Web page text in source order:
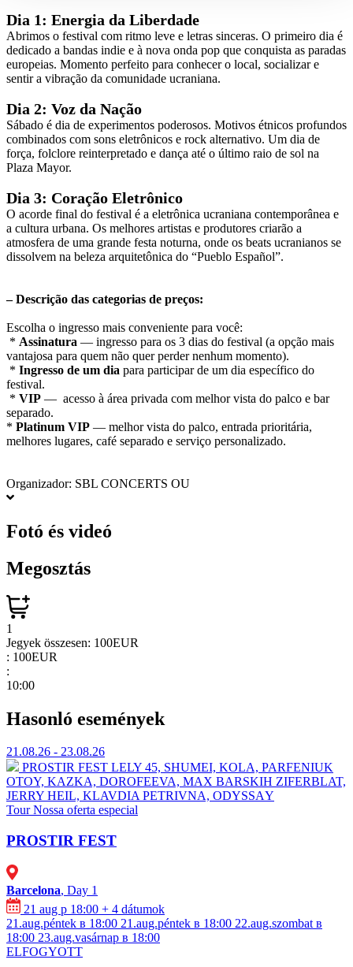
Dia 1: Energia da Liberdade
Abrimos o festival com ritmo leve e letras sinceras. O primeiro dia é
dedicado a bandas indie e à nova onda pop que conquista as paradas
europeias. Momento perfeito para conhecer o local, socializar e
sentir a vibração da comunidade ucraniana.
Dia 2: Voz da Nação
Sábado é dia de experimentos poderosos. Motivos étnicos profundos
combinados com sons eletrônicos e rock alternativo. Um dia de
força, folclore reinterpretado e dança até o último raio de sol na
Plaza Mayor.
Dia 3: Coração Eletrônico
O acorde final do festival é a eletrônica ucraniana contemporânea e
a cultura urbana. Os melhores artistas e produtores criarão a
atmosfera de uma grande festa noturna, onde os beats ucranianos se
dissolvem na beleza arquitetônica do “Pueblo Español”.
– Descrição das categorias de preços:
Escolha o ingresso mais conveniente para você:
* Assinatura — ingresso para os 3 dias do festival (a opção mais
vantajosa para quem não quer perder nenhum momento).
* Ingresso de um dia para participar de um dia específico do
festival.
* VIP — acesso à área privada com melhor vista do palco e bar
separado.
* Platinum VIP — melhor vista do palco, entrada prioritária,
melhores lugares, café separado e serviço personalizado.
Organizador: SBL CONCERTS OU
Fotó és videó
Megosztás
1
Jegyek összesen: 100EUR
: 100EUR
:
10:00
Hasonló események
21.08.26 - 23.08.26
PROSTIR FEST ⁠LELY 45, ⁠SHUMEI,⁠ ⁠KOLA, ⁠⁠PARFENIUK
OTOY, KAZKA, DOROFEEVA, MAX BARSKIH ⁠ZIFERBLAT,
⁠JERRY HEIL, ⁠⁠KLAVDIA PETRIVNA, ⁠ODYSSАY
Tour Nossa oferta especial
PROSTIR FEST
Barcelona, Day 1
21 aug p 18:00 + 4 dátumok
21.aug.péntek в 18:00 21.aug.péntek в 18:00 22.aug.szombat в
18:00 23.aug.vasárnap в 18:00
ELFOGYOTT